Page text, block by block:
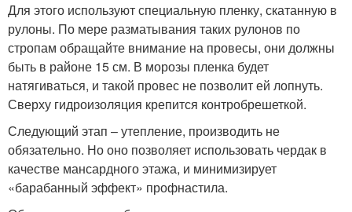
Для этого используют специальную пленку, скатанную в
рулоны. По мере разматывания таких рулонов по
стропам обращайте внимание на провесы, они должны
быть в районе 15 см. В морозы пленка будет
натягиваться, и такой провес не позволит ей лопнуть.
Сверху гидроизоляция крепится контробрешеткой.
Следующий этап – утепление, производить не
обязательно. Но оно позволяет использовать чердак в
качестве мансардного этажа, и минимизирует
«барабанный эффект» профнастила.